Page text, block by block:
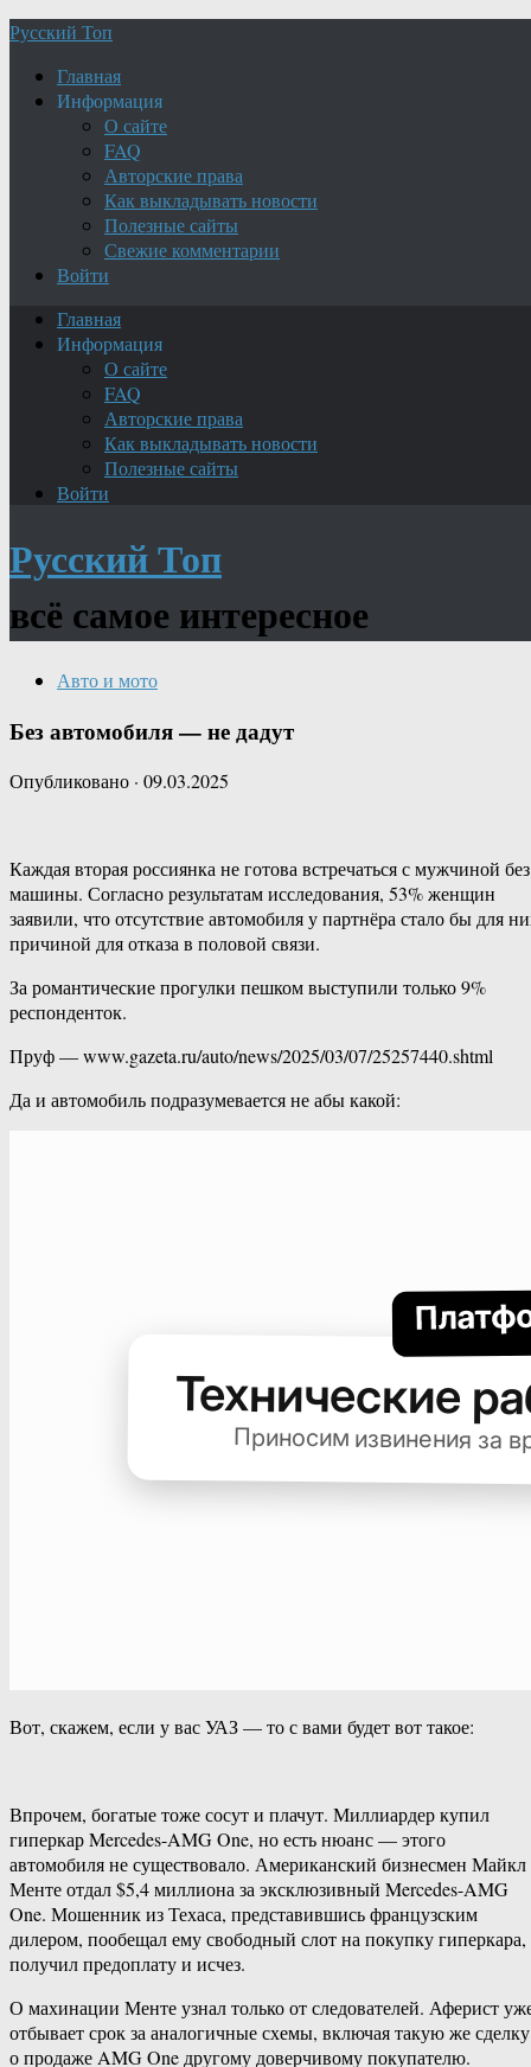
Русский Топ
Главная
Информация
О сайте
FAQ
Авторские права
Как выкладывать новости
Полезные сайты
Свежие комментарии
Войти
Главная
Информация
О сайте
FAQ
Авторские права
Как выкладывать новости
Полезные сайты
Войти
Русский Топ
всё самое интересное
Авто и мото
Без автомобиля — не дадут
Опубликовано · 09.03.2025
Каждая вторая россиянка не готова встречаться с мужчиной без
машины. Согласно результатам исследования, 53% женщин
заявили, что отсутствие автомобиля у партнёра стало бы для
причиной для отказа в половой связи.
За романтические прогулки пешком выступили только 9%
респонденток.
Пруф — www.gazeta.ru/auto/news/2025/03/07/25257440.shtml
Да и автомобиль подразумевается не абы какой:
Вот, скажем, если у вас УАЗ — то с вами будет вот такое:
Впрочем, богатые тоже сосут и плачут. Миллиардер купил
гиперкар Mercedes-AMG One, но есть нюанс — этого
автомобиля не существовало. Американский бизнесмен Майкл
Менте отдал $5,4 миллиона за эксклюзивный Mercedes-AMG
One. Мошенник из Техаса, представившись французским
дилером, пообещал ему свободный слот на покупку гиперкара,
получил предоплату и исчез.
О махинации Менте узнал только от следователей. Аферист
отбывает срок за аналогичные схемы, включая такую же сделку
о продаже AMG One другому доверчивому покупателю.